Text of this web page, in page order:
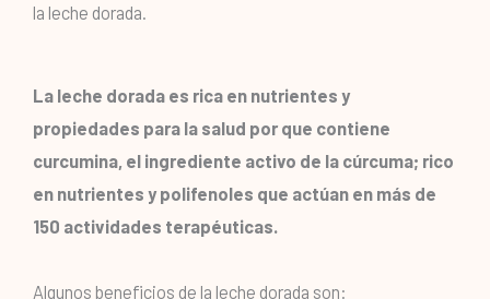
la leche dorada.
La leche dorada es rica en nutrientes y
propiedades para la salud por que contiene
curcumina, el ingrediente activo de la cúrcuma; rico
en nutrientes y polifenoles que actúan en más de
150 actividades terapéuticas.
Algunos beneficios de la leche dorada son: